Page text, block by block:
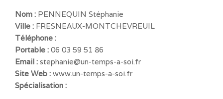
Nom : PENNEQUIN Stéphanie
Ville : FRESNEAUX-MONTCHEVREUIL
Téléphone :
Portable : 06 03 59 51 86
Email : stephanie@un-temps-a-soi.fr
Site Web : www.un-temps-a-soi.fr
Spécialisation :